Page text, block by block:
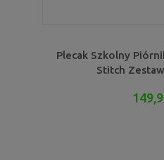
Plecak Szkolny
Stitch